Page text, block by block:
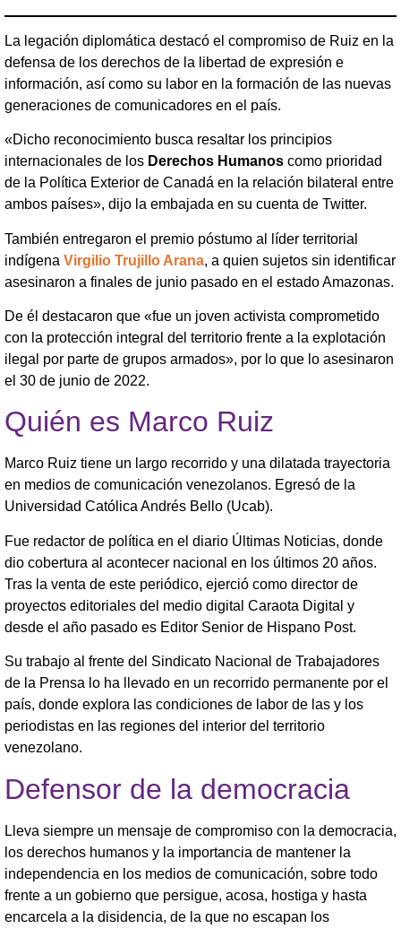
La legación diplomática destacó el compromiso de Ruiz en la
defensa de los derechos de la libertad de expresión e
información, así como su labor en la formación de las nuevas
generaciones de comunicadores en el país.
«Dicho reconocimiento busca resaltar los principios
internacionales de los Derechos Humanos como prioridad
de la Política Exterior de Canadá en la relación bilateral entre
ambos países», dijo la embajada en su cuenta de Twitter.
También entregaron el premio póstumo al líder territorial
indígena Virgilio Trujillo Arana, a quien sujetos sin identificar
asesinaron a finales de junio pasado en el estado Amazonas.
De él destacaron que «fue un joven activista comprometido
con la protección integral del territorio frente a la explotación
ilegal por parte de grupos armados», por lo que lo asesinaron
el 30 de junio de 2022.
Quién es Marco Ruiz
Marco Ruiz tiene un largo recorrido y una dilatada trayectoria
en medios de comunicación venezolanos. Egresó de la
Universidad Católica Andrés Bello (Ucab).
Fue redactor de política en el diario Últimas Noticias, donde
dio cobertura al acontecer nacional en los últimos 20 años.
Tras la venta de este periódico, ejerció como director de
proyectos editoriales del medio digital Caraota Digital y
desde el año pasado es Editor Senior de Hispano Post.
Su trabajo al frente del Sindicato Nacional de Trabajadores
de la Prensa lo ha llevado en un recorrido permanente por el
país, donde explora las condiciones de labor de las y los
periodistas en las regiones del interior del territorio
venezolano.
Defensor de la democracia
Lleva siempre un mensaje de compromiso con la democracia,
los derechos humanos y la importancia de mantener la
independencia en los medios de comunicación, sobre todo
frente a un gobierno que persigue, acosa, hostiga y hasta
encarcela a la disidencia, de la que no escapan los